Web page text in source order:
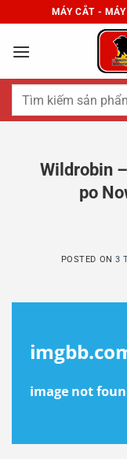
to
content
MÁY CẮT -
Tìm
Wildrobin
po
POSTED ON3